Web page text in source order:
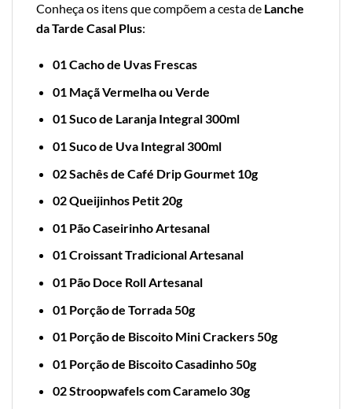
Conheça os itens que compõem a cesta de Lanche
da Tarde Casal Plus:
01 Cacho de Uvas Frescas
01 Maçã Vermelha ou Verde
01 Suco de Laranja Integral 300ml
01 Suco de Uva Integral 300ml
02 Sachês de Café Drip Gourmet 10g
02 Queijinhos Petit 20g
01 Pão Caseirinho Artesanal
01 Croissant Tradicional Artesanal
01 Pão Doce Roll Artesanal
01 Porção de Torrada 50g
01 Porção de Biscoito Mini Crackers 50g
01 Porção de Biscoito Casadinho 50g
02 Stroopwafels com Caramelo 30g